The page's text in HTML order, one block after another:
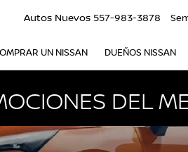
Autos Nuevos 557-983-3878
UN NISSAN DUEÑOS NISSAN
DEL